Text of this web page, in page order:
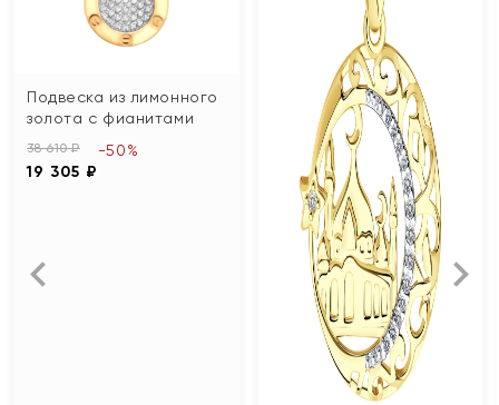
Подвеска из лимонного
золота с фианитами
38 610 ₽
19 305 ₽
-50%